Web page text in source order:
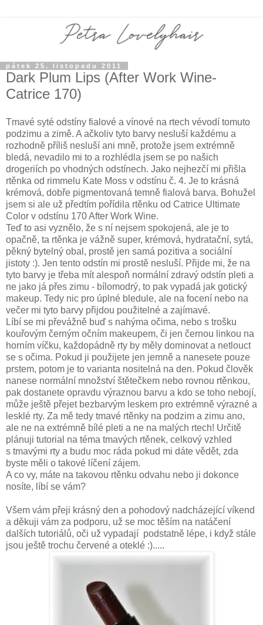
pátek 25. listopadu 2011
Dark Plum Lips (After Work Wine-
Catrice 170)
Tmavé syté odstíny fialové a vínové na rtech vévodí tomuto
podzimu a zimě. A ačkoliv tyto barvy nesluší každému a
rozhodně příliš nesluší ani mně, protože jsem extrémně
bledá, nevadilo mi to a rozhlédla jsem se po našich
drogeriích po vhodných odstínech. Jako nejhezčí mi přišla
rtěnka od rimmelu Kate Moss v odstínu č. 4. Je to krásná
krémová, dobře pigmentovaná temně fialová barva. Bohužel
jsem si ale už předtím pořídila rtěnku od Catrice Ultimate
Color v odstínu 170 After Work Wine.
Teď to asi vyznělo, že s ní nejsem spokojená, ale je to
opačně, ta rtěnka je vážně super, krémová, hydratační, sytá,
pěkný bytelný obal, prostě jen samá pozitiva a sociální
jistoty :). Jen tento odstín mi prostě nesluší. Přijde mi, že na
tyto barvy je třeba mít alespoň normální zdravý odstín pleti a
ne jako já přes zimu - bílomodrý, to pak vypadá jak gotický
makeup. Tedy nic pro úplné bledule, ale na focení nebo na
večer mi tyto barvy přijdou použitelné a zajímavé.
Líbí se mi převážně buď s nahýma očima, nebo s trošku
kouřovým černým očním makeupem, či jen černou linkou na
horním víčku, každopádně rty by měly dominovat a netlouct
se s očima. Pokud ji použijete jen jemně a nanesete pouze
prstem, potom je to varianta nositelná na den. Pokud člověk
nanese normální množství štětečkem nebo rovnou rtěnkou,
pak dostanete opravdu výraznou barvu a kdo se toho nebojí,
může ještě přejet bezbarvým leskem pro extrémně výrazné a
lesklé rty. Za mě tedy tmavé rtěnky na podzim a zimu ano,
ale ne na extrémně bílé pleti a ne na malých rtech! Určitě
plánuji tutorial na téma tmavých rtěnek, celkový vzhled
s tmavými rty a budu moc ráda pokud mi dáte vědět, zda
byste měli o takové líčení zájem.
A co vy, máte na takovou rtěnku odvahu nebo ji dokonce
nosíte, líbí se vám?
Všem vám přeji krásný den a pohodový nadcházející víkend
a děkuji vám za podporu, už se moc těším na natáčení
dalších tutoriálů, oči už vypadají podstatně lépe, i když stále
jsou ještě trochu červené a oteklé :).....